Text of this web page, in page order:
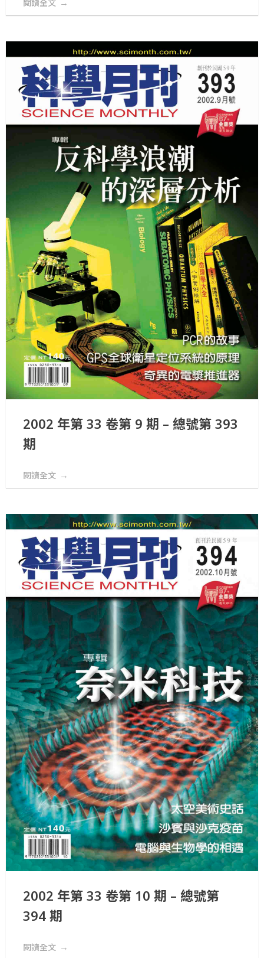
閱讀全文
2002 年第 33 卷第 9 期 – 總號第 393
期
閱讀全文
2002 年第 33 卷第 10 期 – 總號第
394 期
閱讀全文